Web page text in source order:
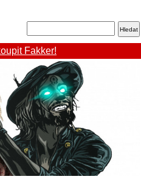
Fakker!